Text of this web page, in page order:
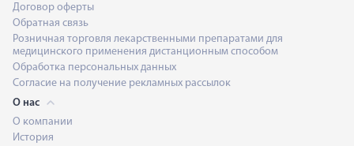
Договор оферты
Обратная связь
Розничная торговля лекарственными препаратами для
медицинского применения дистанционным способом
Обработка персональных данных
Согласие на получение рекламных рассылок
О нас
О компании
История